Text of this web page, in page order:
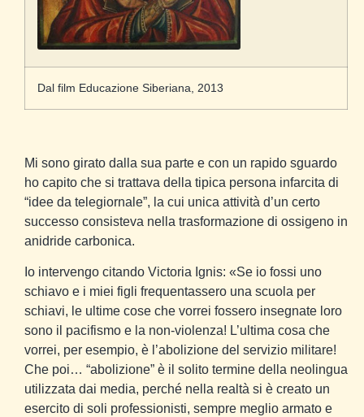
Dal film Educazione Siberiana, 2013
Mi sono girato dalla sua parte e con un rapido sguardo
ho capito che si trattava della tipica persona infarcita di
“idee da telegiornale”, la cui unica attività d’un certo
successo consisteva nella trasformazione di ossigeno in
anidride carbonica.
Io intervengo citando Victoria Ignis: «Se io fossi uno
schiavo e i miei figli frequentassero una scuola per
schiavi, le ultime cose che vorrei fossero insegnate loro
sono il pacifismo e la non-violenza! L’ultima cosa che
vorrei, per esempio, è l’abolizione del servizio militare!
Che poi… “abolizione” è il solito termine della neolingua
utilizzata dai media, perché nella realtà si è creato un
esercito di soli professionisti, sempre meglio armato e